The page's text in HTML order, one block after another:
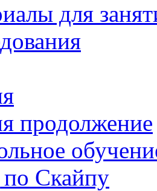
для
продолжение
Скайпу